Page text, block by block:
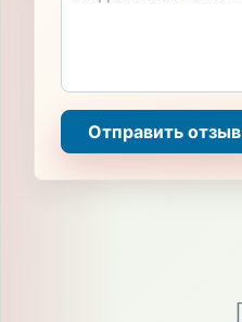
Отправить отзыв